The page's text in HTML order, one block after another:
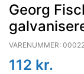
Georg
VARENUMMER:
112 kr.